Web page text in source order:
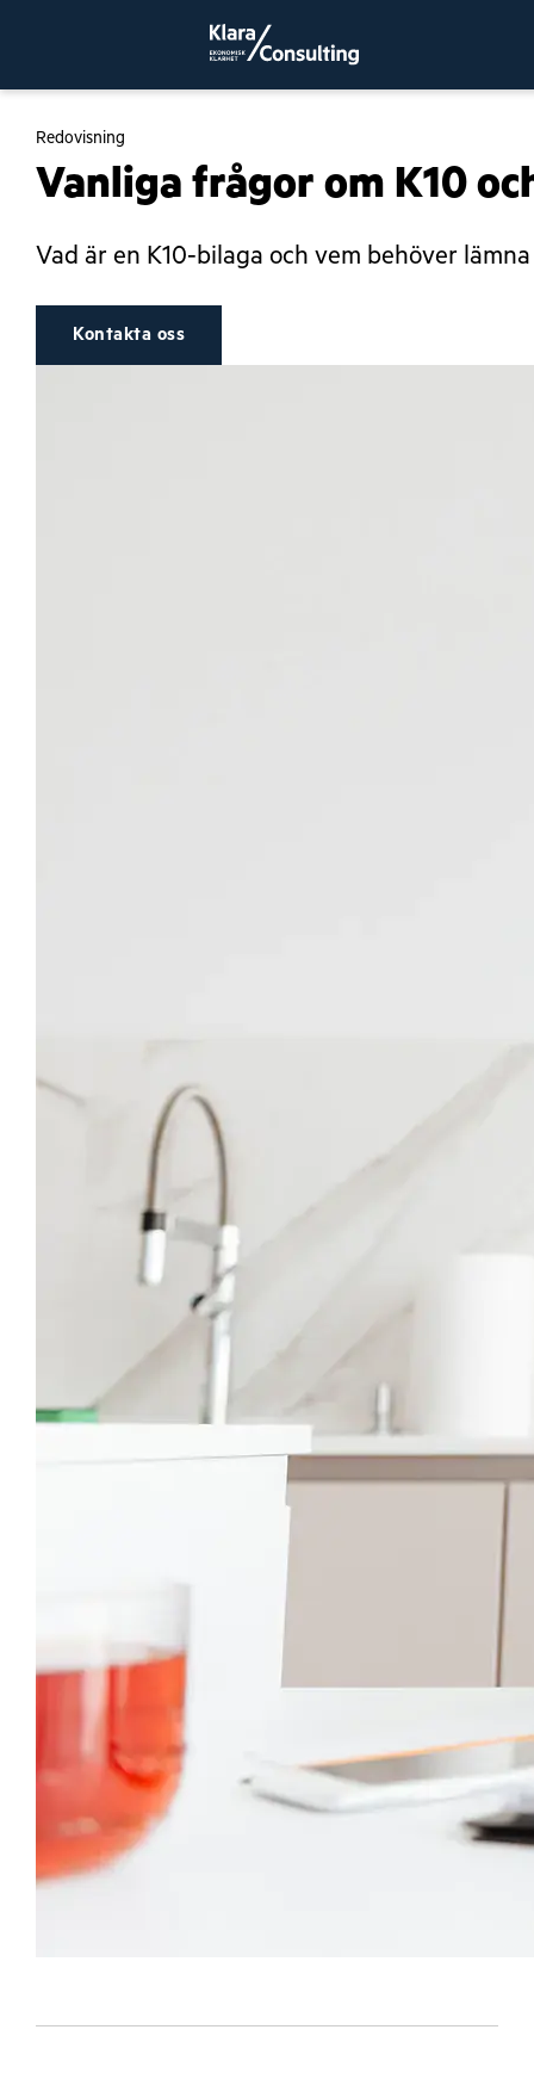
Redovisning
Vanliga frågor om K10
Vad är en K10-bilaga och vem behöver
Kontakta oss